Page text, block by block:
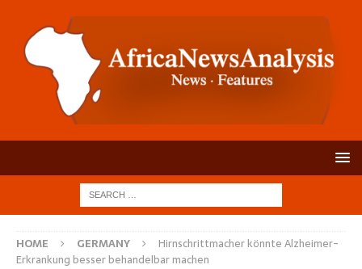
HOME GERMANY
Hirnschrittmacher könnte Alzheimer-
Erkrankung besser behandelbar machen